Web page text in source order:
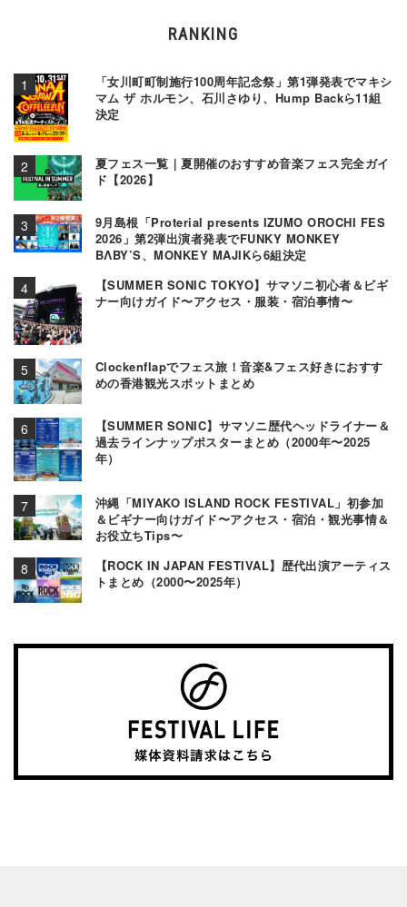
RANKING
「女川町町制施行100周年記念祭」第1弾発表でマキシ
マム ザ ホルモン、石川さゆり、Hump Backら11組
決定
夏フェス一覧｜夏開催のおすすめ音楽フェス完全ガイ
ド【2026】
9月島根「Proterial presents IZUMO OROCHI FES
2026」第2弾出演者発表でFUNKY MONKEY
BΛBY’S、MONKEY MAJIKら6組決定
【SUMMER SONIC TOKYO】サマソニ初心者＆ビギ
ナー向けガイド〜アクセス・服装・宿泊事情〜
Clockenflapでフェス旅！音楽&フェス好きにおすす
めの香港観光スポットまとめ
【SUMMER SONIC】サマソニ歴代ヘッドライナー＆
過去ラインナップポスターまとめ（2000年〜2025
年）
沖縄「MIYAKO ISLAND ROCK FESTIVAL」初参加
＆ビギナー向けガイド〜アクセス・宿泊・観光事情＆
お役立ちTips〜
【ROCK IN JAPAN FESTIVAL】歴代出演アーティス
トまとめ（2000〜2025年）